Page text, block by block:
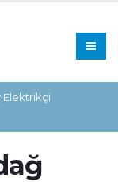
Elektrikçi